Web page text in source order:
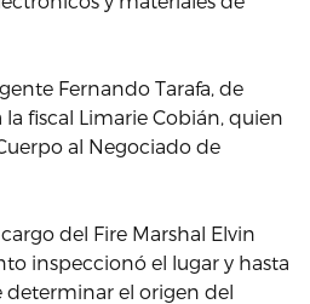
Fernando Tarafa, de
fiscal Limarie Cobián, quien
al Negociado de
del Fire Marshal Elvin
inspeccionó el lugar y hasta
el origen del